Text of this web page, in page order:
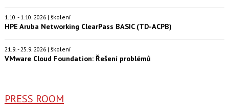
1.10. - 1.10. 2026 | školení
HPE Aruba Networking ClearPass BASIC (TD-ACPB)
21.9. - 25.9. 2026 | školení
VMware Cloud Foundation: Řešení problémů
PRESS ROOM